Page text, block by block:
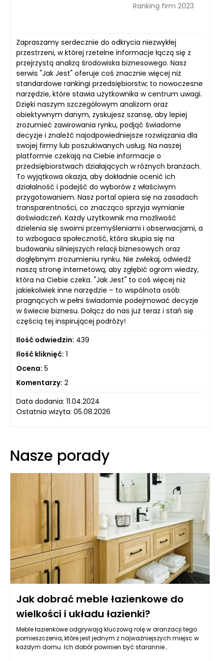
Ranking firm 2023
Zapraszamy serdecznie do odkrycia niezwykłej
przestrzeni, w której rzetelne informacje łączą się z
przejrzystą analizą środowiska biznesowego. Nasz
serwis "Jak Jest" oferuje coś znacznie więcej niż
standardowe rankingi przedsiębiorstw; to nowoczesne
narzędzie, które stawia użytkownika w centrum uwagi.
Dzięki naszym szczegółowym analizom oraz
obiektywnym danym, zyskujesz szansę, aby lepiej
zrozumieć zawirowania rynku, podjąć świadome
decyzje i znaleźć najodpowiedniejsze rozwiązania dla
swojej firmy lub poszukiwanych usług. Na naszej
platformie czekają na Ciebie informacje o
przedsiębiorstwach działających w różnych branżach.
To wyjątkowa okazja, aby dokładnie ocenić ich
działalność i podejść do wyborów z właściwym
przygotowaniem. Nasz portal opiera się na zasadach
transparentności, co znacząco sprzyja wymianie
doświadczeń. Każdy użytkownik ma możliwość
dzielenia się swoimi przemyśleniami i obserwacjami, a
to wzbogaca społeczność, która skupia się na
budowaniu silniejszych relacji biznesowych oraz
dogłębnym zrozumieniu rynku. Nie zwlekaj, odwiedź
naszą stronę internetową, aby zgłębić ogrom wiedzy,
która na Ciebie czeka. "Jak Jest" to coś więcej niż
jakiekolwiek inne narzędzie – to wspólnota osób
pragnących w pełni świadomie podejmować decyzje
w świecie biznesu. Dołącz do nas już teraz i stań się
częścią tej inspirującej podróży!
Ilość odwiedzin: 439
Ilość kliknięć: 1
Ocena: 5
Komentarzy: 2
Data dodania: 11.04.2024
Ostatnia wizyta: 05.08.2026
Nasze porady
Jak dobrać meble łazienkowe do
wielkości i układu łazienki?
Meble łazienkowe odgrywają kluczową rolę w aranżacji tego
pomieszczenia, które jest jednym z najważniejszych miejsc w
każdym domu. Ich dobór powinien być starannie